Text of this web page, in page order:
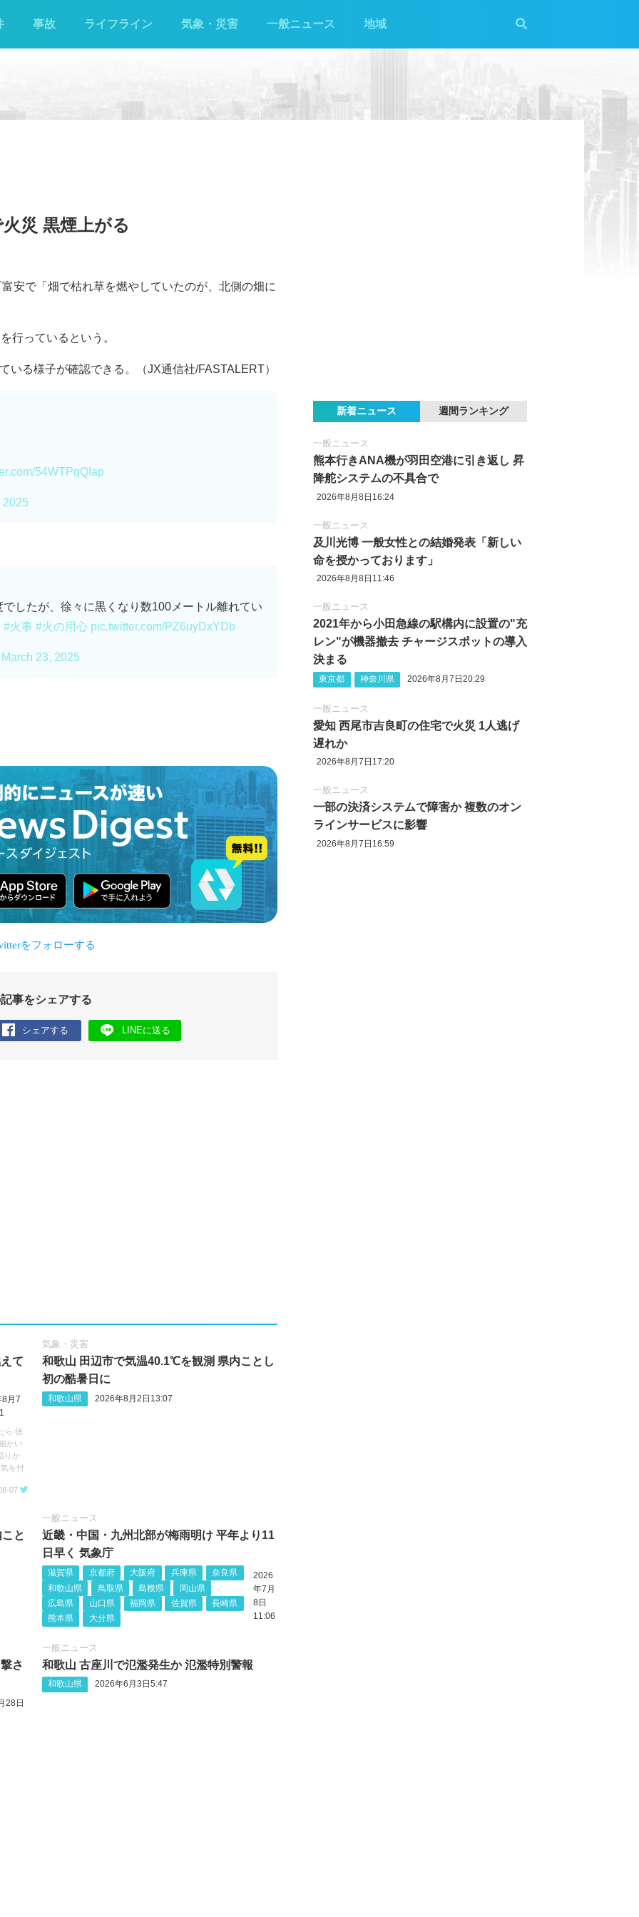
事故 ライフライン 気象・災害 一般ニュース 地域
災 黒煙上がる
安で「畑で枯れ草を燃やしていたのが、北側の畑に
行っているという。
いる様子が確認できる。（JX通信社/FASTALERT）
54WTPqQIap
2025
したが、徐々に黒くなり数100メートル離れてい
#火事 #火の用心 pic.twitter.com/PZ6uyDxYDb
March 23, 2025
事をシェアする
シェアする LINEに送る
て
月7
ら 徳
かい
りか
を付
07
気象・災害
和歌山 田辺市で気温40.1℃を観測 県内ことし
初の酷暑日に
和歌山県 2026年8月2日13:07
と
一般ニュース
近畿・中国・九州北部が梅雨明け 平年より11
日早く 気象庁
滋賀県 京都府 大阪府 兵庫県
奈良県
和歌山県
鳥取県 島根県
岡山県
広島県
山口県 福岡県 佐賀県
長崎県
熊本県
大分県
2026
年7月
8日
11:06
さ
28日
一般ニュース
和歌山 古座川で氾濫発生か 氾濫特別警報
和歌山県 2026年6月3日5:47
新着ニュース 週間ランキング
一般ニュース
熊本行きANA機が羽田空港に引き返し 昇
降舵システムの不具合で
2026年8月8日16:24
一般ニュース
及川光博 一般女性との結婚発表「新しい
命を授かっております」
2026年8月8日11:46
一般ニュース
2021年から小田急線の駅構内に設置の"充
レン"が機器撤去 チャージスポットの導入
決まる
東京都 神奈川県 2026年8月7日20:29
一般ニュース
愛知 西尾市吉良町の住宅で火災 1人逃げ
遅れか
2026年8月7日17:20
一般ニュース
一部の決済システムで障害か 複数のオン
ラインサービスに影響
2026年8月7日16:59